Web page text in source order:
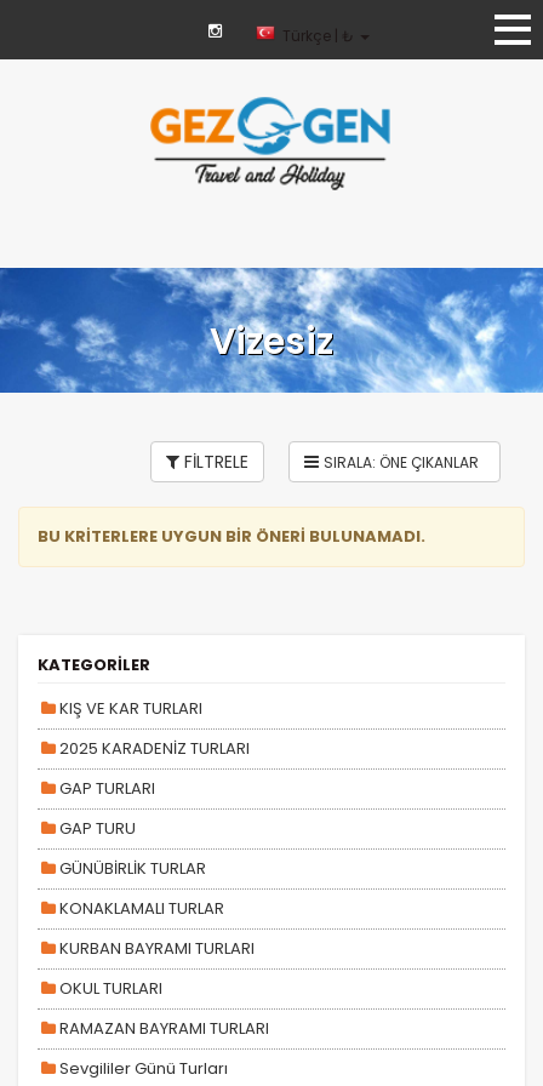
Türkçe | ₺
Vizesiz
FİLTRELE
BU KRİTERLERE UYGUN BİR ÖNERİ BULUNAMADI.
KATEGORİLER
KIŞ VE KAR TURLARI
2025 KARADENİZ TURLARI
GAP TURLARI
GAP TURU
GÜNÜBİRLİK TURLAR
KONAKLAMALI TURLAR
KURBAN BAYRAMI TURLARI
OKUL TURLARI
RAMAZAN BAYRAMI TURLARI
Sevgililer Günü Turları